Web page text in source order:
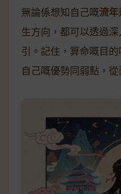
無論係想知自己嘅流年
生方向，都可以透過
引。記住，算命嘅目
自己嘅優勢同弱點，